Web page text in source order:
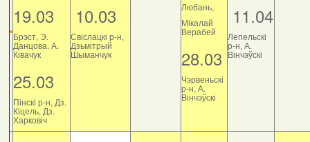
19.03
Брэст, Э.
Данцова, А.
Ківачук
25.03
Пінскі р-н, Дз.
Кіцель, Дз.
Харковіч
10.03
Свіслацкі р-н,
Дзьмітрый
Шыманчук
Любань,
Мікалай
Верабей
28.03
Чэрвеньскі
р-н, А.
Вінчэўскі
11.04
Лепельскі
р-н, А.
Вінчэўскі